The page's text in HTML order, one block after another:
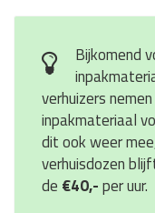
Bijkomend
verhuizers nemen
inpakmateriaal
dit ook weer
verhuisdozen
de €40,-per uur.